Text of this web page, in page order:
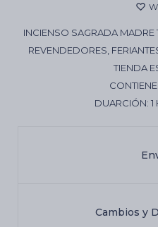
INCIENSO SAGRADA
REVENDEDORES,
TIENDA
DUARCIÓN: 1
Cambios y
Artículos Esotéricos